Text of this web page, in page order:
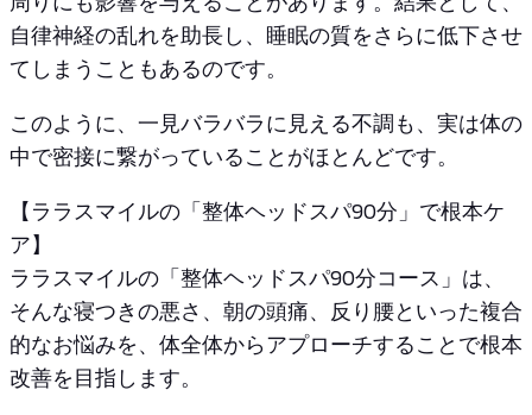
自律神経の乱れを助長し、睡眠の質をさらに低下させ
てしまうこともあるのです。
このように、一見バラバラに見える不調も、実は体の
中で密接に繋がっていることがほとんどです。
【ララスマイルの「整体ヘッドスパ90分」で根本ケ
ア】
ララスマイルの「整体ヘッドスパ90分コース」は、
そんな寝つきの悪さ、朝の頭痛、反り腰といった複合
的なお悩みを、体全体からアプローチすることで根本
改善を目指します。